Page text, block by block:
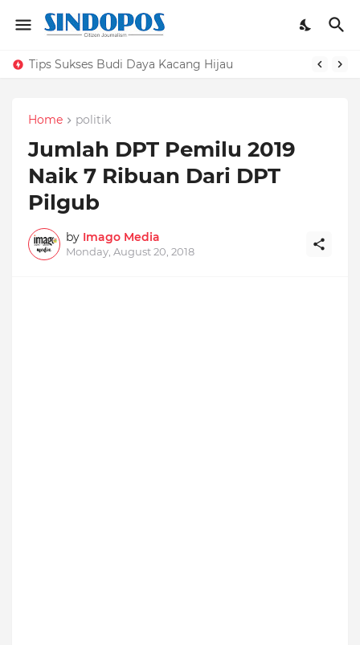
Tips Sukses Budi Daya Kacang Hijau
Home politik
Jumlah DPT Pemilu 2019
Naik 7 Ribuan Dari DPT
Pilgub
by Imago Media
Monday, August 20, 2018